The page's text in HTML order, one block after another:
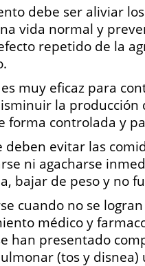
debe ser aliviar
vida normal y
repetido de la
muy eficaz para
la producción
forma controlada y
deben evitar las
ni agacharse
bajar de peso y no
cuando no se
médico y
han presentado
(tos y disnea)